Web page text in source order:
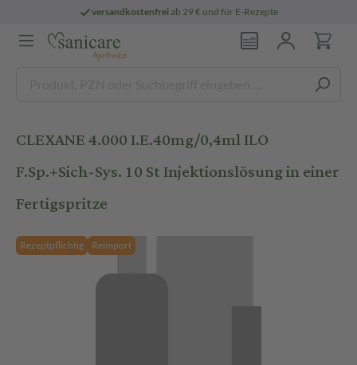
versandkostenfreiab 29 € und für E-Rezepte
CLEXANE 4.000 I.E.40mg/0,4ml ILO
F.Sp.+Sich-Sys. 10 St Injektionslösung in einer
Fertigspritze
Rezeptpflichtig Reimport